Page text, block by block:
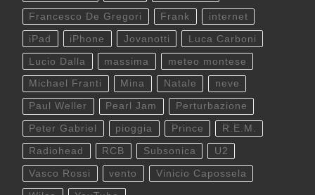
Francesco De Gregori Frank internet
iPad iPhone Jovanotti Luca Carboni
Lucio Dalla massima meteo montese
Michael Franti Mina Natale neve
Paul Weller Pearl Jam Perturbazione
Peter Gabriel pioggia Prince R.E.M.
Radiohead RCB Subsonica U2
Vasco Rossi vento Vinicio Capossela